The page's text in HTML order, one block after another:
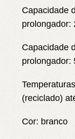
Capacidade
prolongador:
Capacidade
prolongador:
(reciclado)
Cor: branco